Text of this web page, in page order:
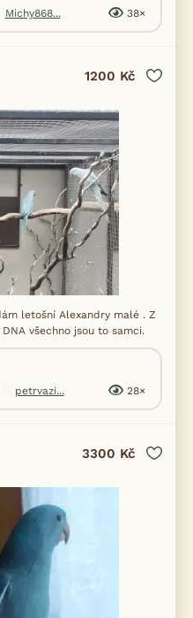
Michy868... 38×
1200 Kč
letošní Alexandry malé . Z
všechno jsou to samci.
petrvazi... 28×
3300 Kč